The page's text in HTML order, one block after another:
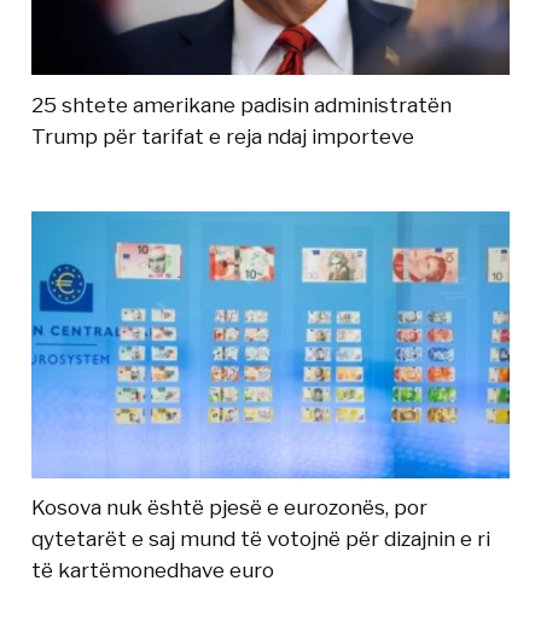
25 shtete amerikane padisin administratën
Trump për tarifat e reja ndaj importeve
Kosova nuk është pjesë e eurozonës, por
qytetarët e saj mund të votojnë për dizajnin e ri
të kartëmonedhave euro